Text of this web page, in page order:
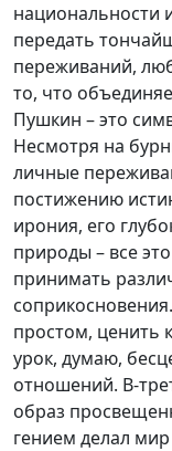
национальности
передать
переживаний,
то, что
Пушкин – это
Несмотря на
личные
постижению
ирония, его
природы – все
принимать
простом, ценить
урок, думаю,
отношений. В-
образ
гением делал